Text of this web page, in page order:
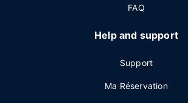
FAQ
Help and support
Support
Ma Réservation